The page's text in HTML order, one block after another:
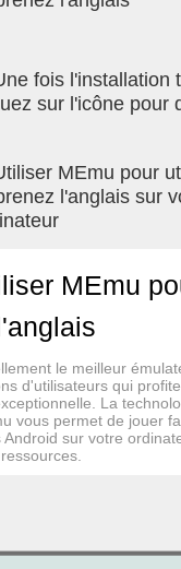
l'anglais réel qui est
quotidiennes
des variations
de fois que vous le
réelles où
utilisez Speak,
sera
retours pour
erreurs.
commencer à
fois l'installation
sur l'icône pour
MEmu pour
l'anglais sur
MEmu
le meilleur
d'utilisateurs qui
La
vous permet de jouer
sur votre